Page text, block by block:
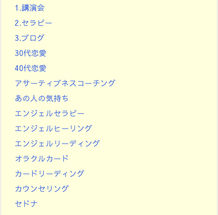
1.講演会
2.セラピー
3.ブログ
30代恋愛
40代恋愛
アサーティブネスコーチング
あの人の気持ち
エンジェルセラピー
エンジェルヒーリング
エンジェルリーディング
オラクルカード
カードリーディング
カウンセリング
セドナ